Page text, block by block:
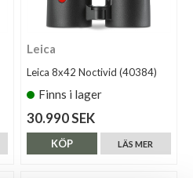
Leica
Leica 8x42 Noctivid (40384)
Finns i lager
30.990 SEK
LÄS MER
KÖP